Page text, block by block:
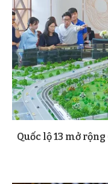
Quốc lộ 13 mở